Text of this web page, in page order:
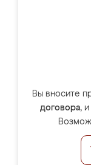
Вы вносите
договора,